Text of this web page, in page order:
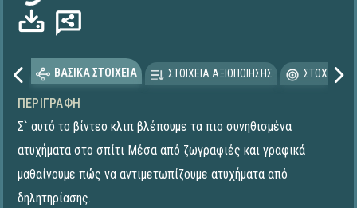
ΒΑΣΙΚΑ ΣΤΟΙΧΕΙΑ ΣΤΟΙΧΕΙΑ ΑΞΙΟΠΟΙΗΣΗΣ
ΠΕΡΙΓΡΑΦΉ
Σ` αυτό το βίντεο κλιπ βλέπουμε τα πιο συνηθισμένα
ατυχήματα στο σπίτι Μέσα από ζωγραφιές και γραφικά
μαθαίνουμε πώς να αντιμετωπίζουμε ατυχήματα από
δηλητηρίασης.